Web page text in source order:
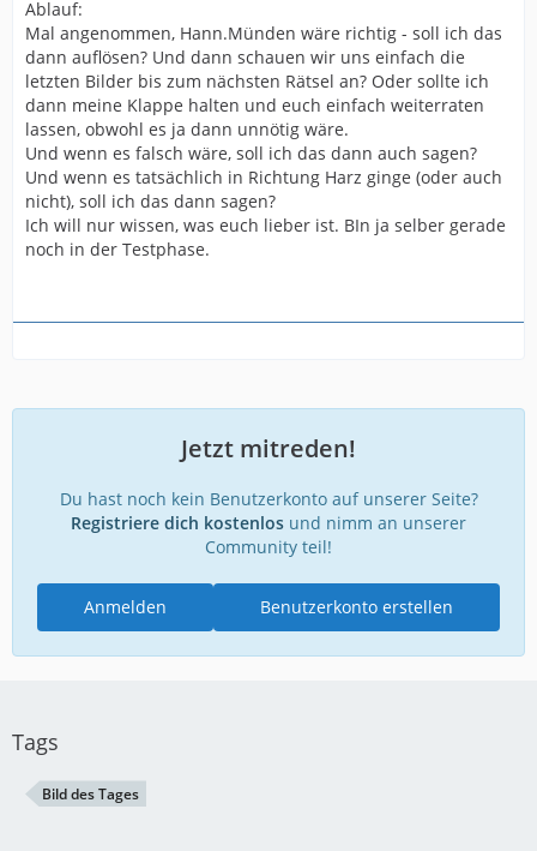
Ablauf:
Mal angenommen, Hann.Münden wäre richtig - soll ich das
dann auflösen? Und dann schauen wir uns einfach die
letzten Bilder bis zum nächsten Rätsel an? Oder sollte ich
dann meine Klappe halten und euch einfach weiterraten
lassen, obwohl es ja dann unnötig wäre.
Und wenn es falsch wäre, soll ich das dann auch sagen?
Und wenn es tatsächlich in Richtung Harz ginge (oder auch
nicht), soll ich das dann sagen?
Ich will nur wissen, was euch lieber ist. BIn ja selber gerade
noch in der Testphase.
Jetzt mitreden!
Du hast noch kein Benutzerkonto auf unserer Seite?
Registriere dich kostenlos und nimm an unserer
Community teil!
Benutzerkonto erstellen
Anmelden
Tags
Bild des Tages